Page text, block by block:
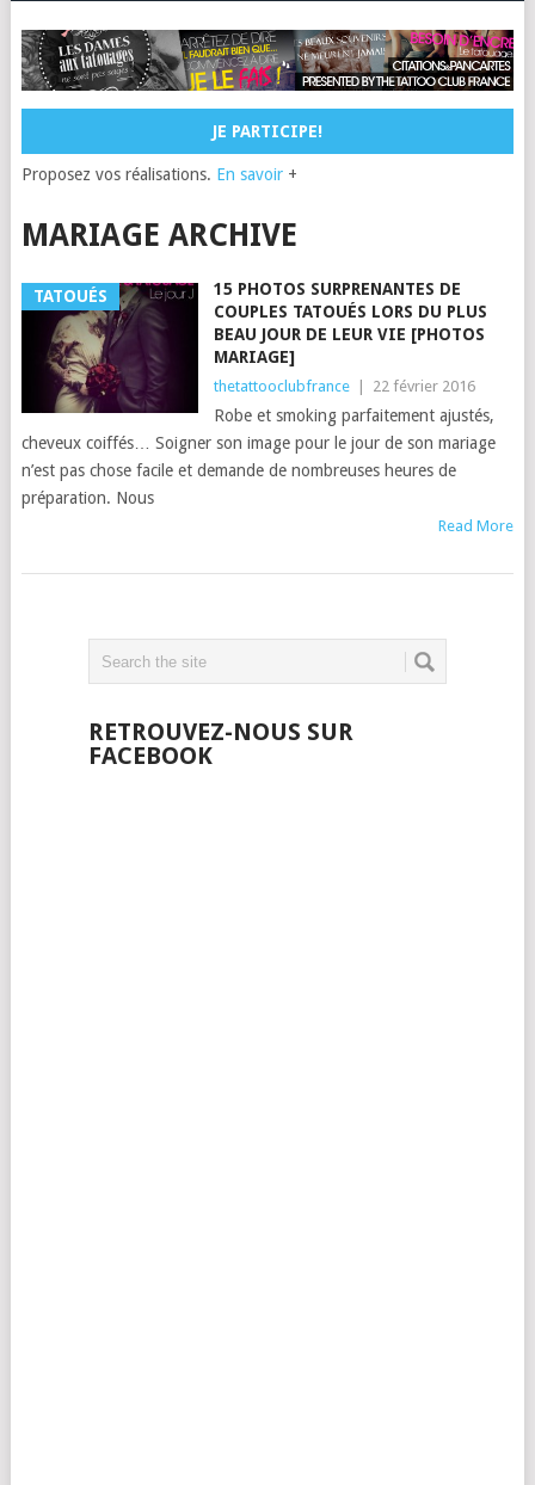
JE PARTICIPE!
Proposez vos réalisations. En savoir+
MARIAGE ARCHIVE
TATOUÉS
15 PHOTOS SURPRENANTES DE
COUPLES TATOUÉS LORS DU PLUS
BEAU JOUR DE LEUR VIE [PHOTOS
MARIAGE]
thetattooclubfrance 22 février 2016
Robe et smoking parfaitement ajustés,
cheveux coiffés… Soigner son image pour le jour de son mariage
n’est pas chose facile et demande de nombreuses heures de
préparation. Nous
Read More
RETROUVEZ-NOUS SUR
FACEBOOK